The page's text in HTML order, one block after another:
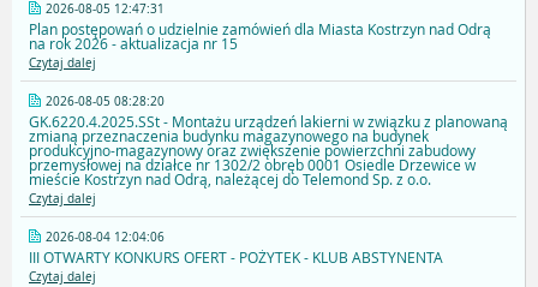
2026-08-05 12:47:31
Plan postępowań o udzielnie zamówień dla Miasta Kostrzyn nad Odrą
na rok 2026 - aktualizacja nr 15
Czytaj dalej
2026-08-05 08:28:20
GK.6220.4.2025.SSt - Montażu urządzeń lakierni w związku z planowaną
zmianą przeznaczenia budynku magazynowego na budynek
produkcyjno-magazynowy oraz zwiększenie powierzchni zabudowy
przemysłowej na działce nr 1302/2 obręb 0001 Osiedle Drzewice w
mieście Kostrzyn nad Odrą, należącej do Telemond Sp. z o.o.
Czytaj dalej
2026-08-04 12:04:06
III OTWARTY KONKURS OFERT - POŻYTEK - KLUB ABSTYNENTA
Czytaj dalej